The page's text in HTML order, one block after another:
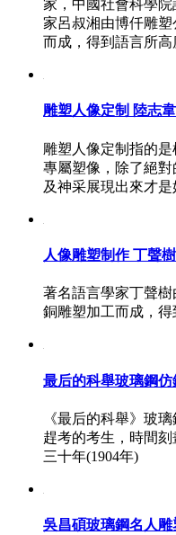
家，中國社會科學
家呂叔湘由博仟雕
而成，得到語言所高
雕塑人像定制 陸志韋
雕塑人像定制指的
專屬塑像，除了絕
及神采展現出來才
人像雕塑制作 丁聲樹
著名語言學家丁聲
銅雕塑加工而成，得
最后的科舉玻璃鋼仿
《最后的科舉》玻
趕考的考生，時間
三十年(1904年)
吳昌碩玻璃鋼名人雕